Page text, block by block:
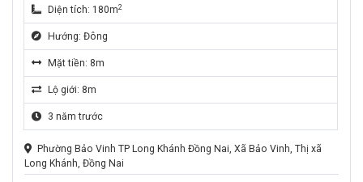
Diện tích: 180m2
Hướng: Đông
Mặt tiền: 8m
Lộ giới: 8m
3 năm trước
Phường Bảo Vinh TP Long Khánh Đồng Nai, Xã Bảo Vinh, Thị xã
Long Khánh, Đồng Nai